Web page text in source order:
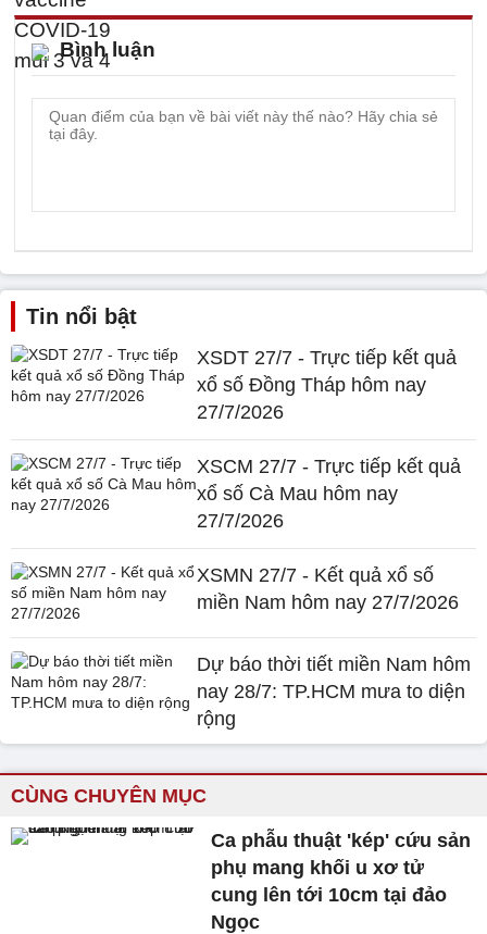
Bình luận
Tin nổi bật
XSDT 27/7 - Trực tiếp kết quả
xổ số Đồng Tháp hôm nay
27/7/2026
XSCM 27/7 - Trực tiếp kết quả
xổ số Cà Mau hôm nay
27/7/2026
XSMN 27/7 - Kết quả xổ số
miền Nam hôm nay 27/7/2026
Dự báo thời tiết miền Nam hôm
nay 28/7: TP.HCM mưa to diện
rộng
CÙNG CHUYÊN MỤC
Ca phẫu thuật 'kép' cứu sản
phụ mang khối u xơ tử
cung lên tới 10cm tại đảo
Ngọc